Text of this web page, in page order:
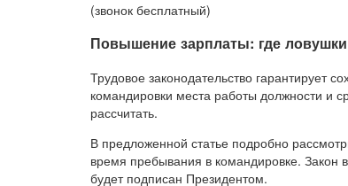
(звонок бесплатный)
Повышение зарплаты: где ловушки
Трудовое законодательство гарантирует
командировки места работы должности и
рассчитать.
В предложенной статье подробно
время пребывания в командировке. Закон
будет подписан Президентом.